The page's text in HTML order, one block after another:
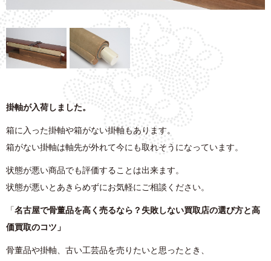
掛軸が入荷しました。
箱に入った掛軸や箱がない掛軸もあります。
箱がない掛軸は軸先が外れて今にも取れそうになっています。
状態が悪い商品でも評価することは出来ます。
状態が悪いとあきらめずにお気軽にご相談ください。
「名古屋で骨董品を高く売るなら？失敗しない買取店の選び方と高
価買取のコツ」
骨董品や掛軸、古い工芸品を売りたいと思ったとき、